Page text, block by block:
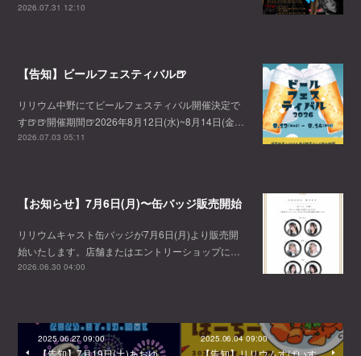
2026.07.31 12:10
【告知】ビールフェスティバル🍺
リリウム中野にてビールフェスティバル開催決定で
す🍺🍺開催期間🍺2026年8月12日(水)~8月14日(金…
2026.07.03 05:11
【お知らせ】7月6日(月)〜缶バッジ販売開始
リリウムキャスト缶バッジが7月6日(月)より販売開
始いたします。店舗またはエントリーショップに…
2026.06.30 04:00
2025.06.27 09:00
【告知】7月19日(土)あおゆ
2025.06.04 09:00
【告知】リリウムすぱいす